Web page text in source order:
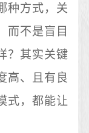
种方式，关
而不是盲目
？其实关键
高、且有良
式，都能让